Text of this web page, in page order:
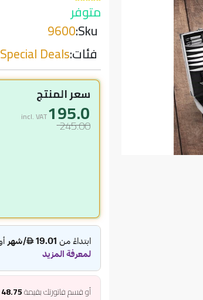
متوفر
Sku:
9600
فئات:Special Deals
سعر المنتج
195.0
incl. VAT 245.00
أو قسم فاتورتك بقيمة48.75 د.إ